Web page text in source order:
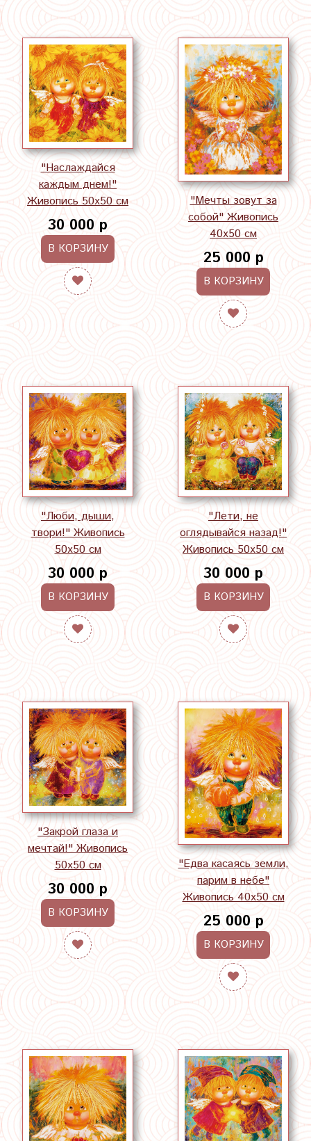
"Наслаждайся
каждым днем!"
Живопись 50х50 см
30 000 р
В КОРЗИНУ
"Мечты зовут за
собой" Живопись
40х50 см
25 000 р
В КОРЗИНУ
"Люби, дыши,
твори!" Живопись
50х50 см
30 000 р
В КОРЗИНУ
"Лети, не
оглядывайся назад!"
Живопись 50х50 см
30 000 р
В КОРЗИНУ
"Закрой глаза и
мечтай!" Живопись
50х50 см
30 000 р
В КОРЗИНУ
"Едва касаясь земли,
парим в небе"
Живопись 40х50 см
25 000 р
В КОРЗИНУ